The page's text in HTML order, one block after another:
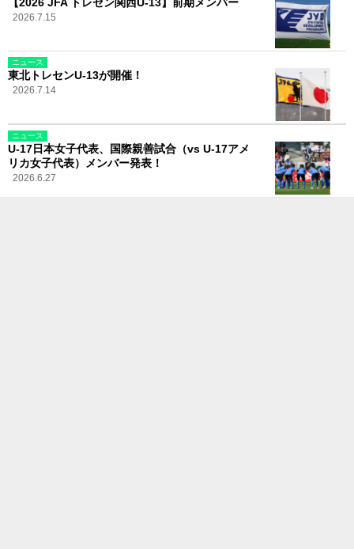
2026.7.15
ニュース
東北トレセンU-13が開催！
2026.7.14
ニュース
U-17日本女子代表、国際親善試合（vs U-17アメ
リカ女子代表）メンバー発表！
2026.6.27